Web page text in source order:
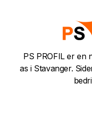
PS PROFIL er en
as i Stavanger.